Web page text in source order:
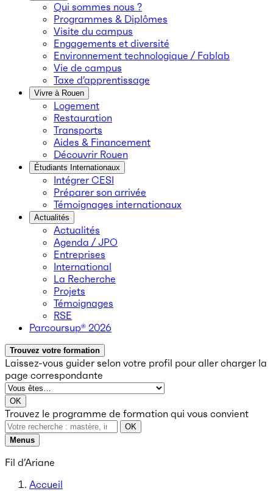
Qui sommes nous ?
Programmes & Diplômes
Visite du campus
Engagements et diversité
Environnement technologique / Fablab
Vie de campus
Taxe d’apprentissage
Vivre à Rouen
Logement
Restauration
Transports
Aides & Financement
Découvrir Rouen
Étudiants Internationaux
Intégrer CESI
Préparer son arrivée
Témoignages internationaux
Actualités
Actualités
Agenda / JPO
Entreprises
International
La Recherche
Projets
Témoignages
RSE
Parcoursup® 2026
Trouvez votre formation
Laissez-vous guider selon votre profil pour aller charger la
page correspondante
OK
Trouvez le programme de formation qui vous convient
OK
Menus
Fil d’Ariane
Accueil